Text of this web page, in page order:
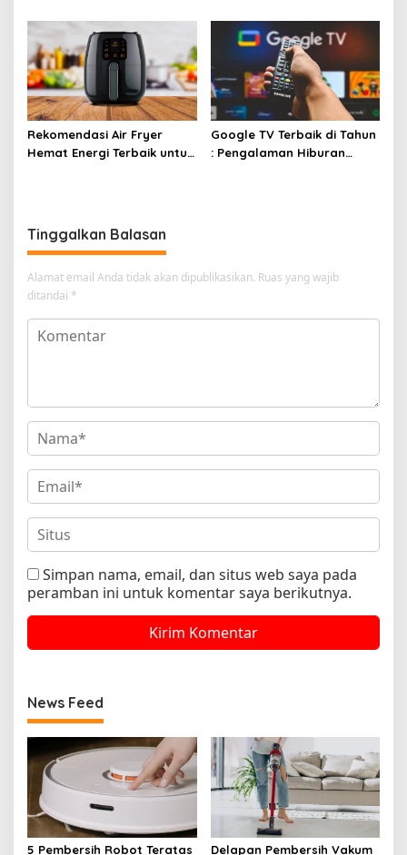
Rekomendasi Air Fryer
Hemat Energi Terbaik untuk
Google TV Terbaik di Tahun
: Pengalaman Hiburan
Tinggalkan Balasan
Alamat email Anda tidak akan dipublikasikan. Ruas yang wajib
ditandai *
Simpan nama, email, dan situs web saya pada
peramban ini untuk komentar saya berikutnya.
News Feed
5 Pembersih Robot Teratas Delapan Pembersih Vakum